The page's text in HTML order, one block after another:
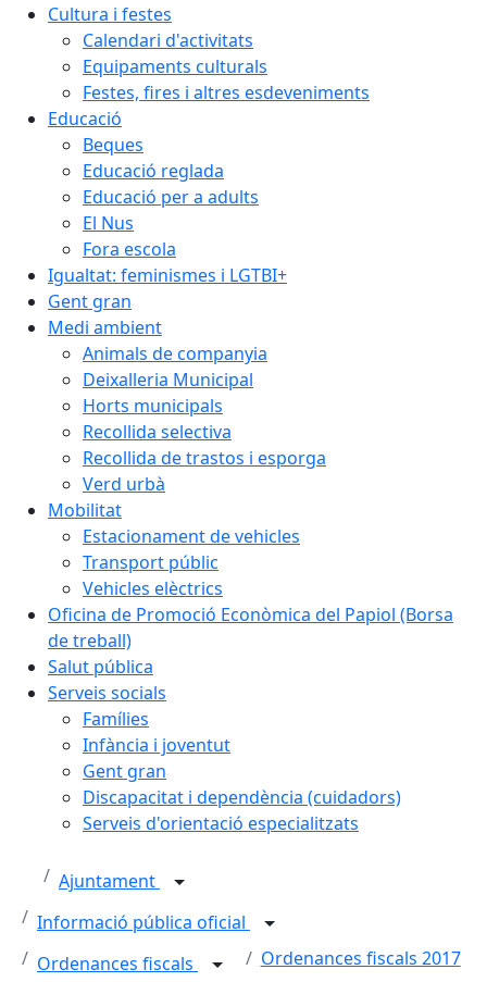
Cultura i festes
Calendari d'activitats
Equipaments culturals
Festes, fires i altres esdeveniments
Educació
Beques
Educació reglada
Educació per a adults
El Nus
Fora escola
Igualtat: feminismes i LGTBI+
Gent gran
Medi ambient
Animals de companyia
Deixalleria Municipal
Horts municipals
Recollida selectiva
Recollida de trastos i esporga
Verd urbà
Mobilitat
Estacionament de vehicles
Transport públic
Vehicles elèctrics
Oficina de Promoció Econòmica del Papiol (Borsa
de treball)
Salut pública
Serveis socials
Famílies
Infància i joventut
Gent gran
Discapacitat i dependència (cuidadors)
Serveis d'orientació especialitzats
Ajuntament
Informació pública oficial
Ordenances fiscals
Ordenances fiscals 2017